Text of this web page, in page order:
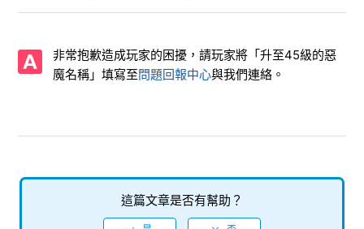
顯示「尚未開放此功能。」
星期指令「獲得登入獎勵」的注意事項
烙印盒未反映在烙印一覽中
非常抱歉造成玩家的困擾，請玩家將「升至45級的惡
魔名稱」填寫至問題回報中心與我們連絡。
這篇文章是否有幫助？